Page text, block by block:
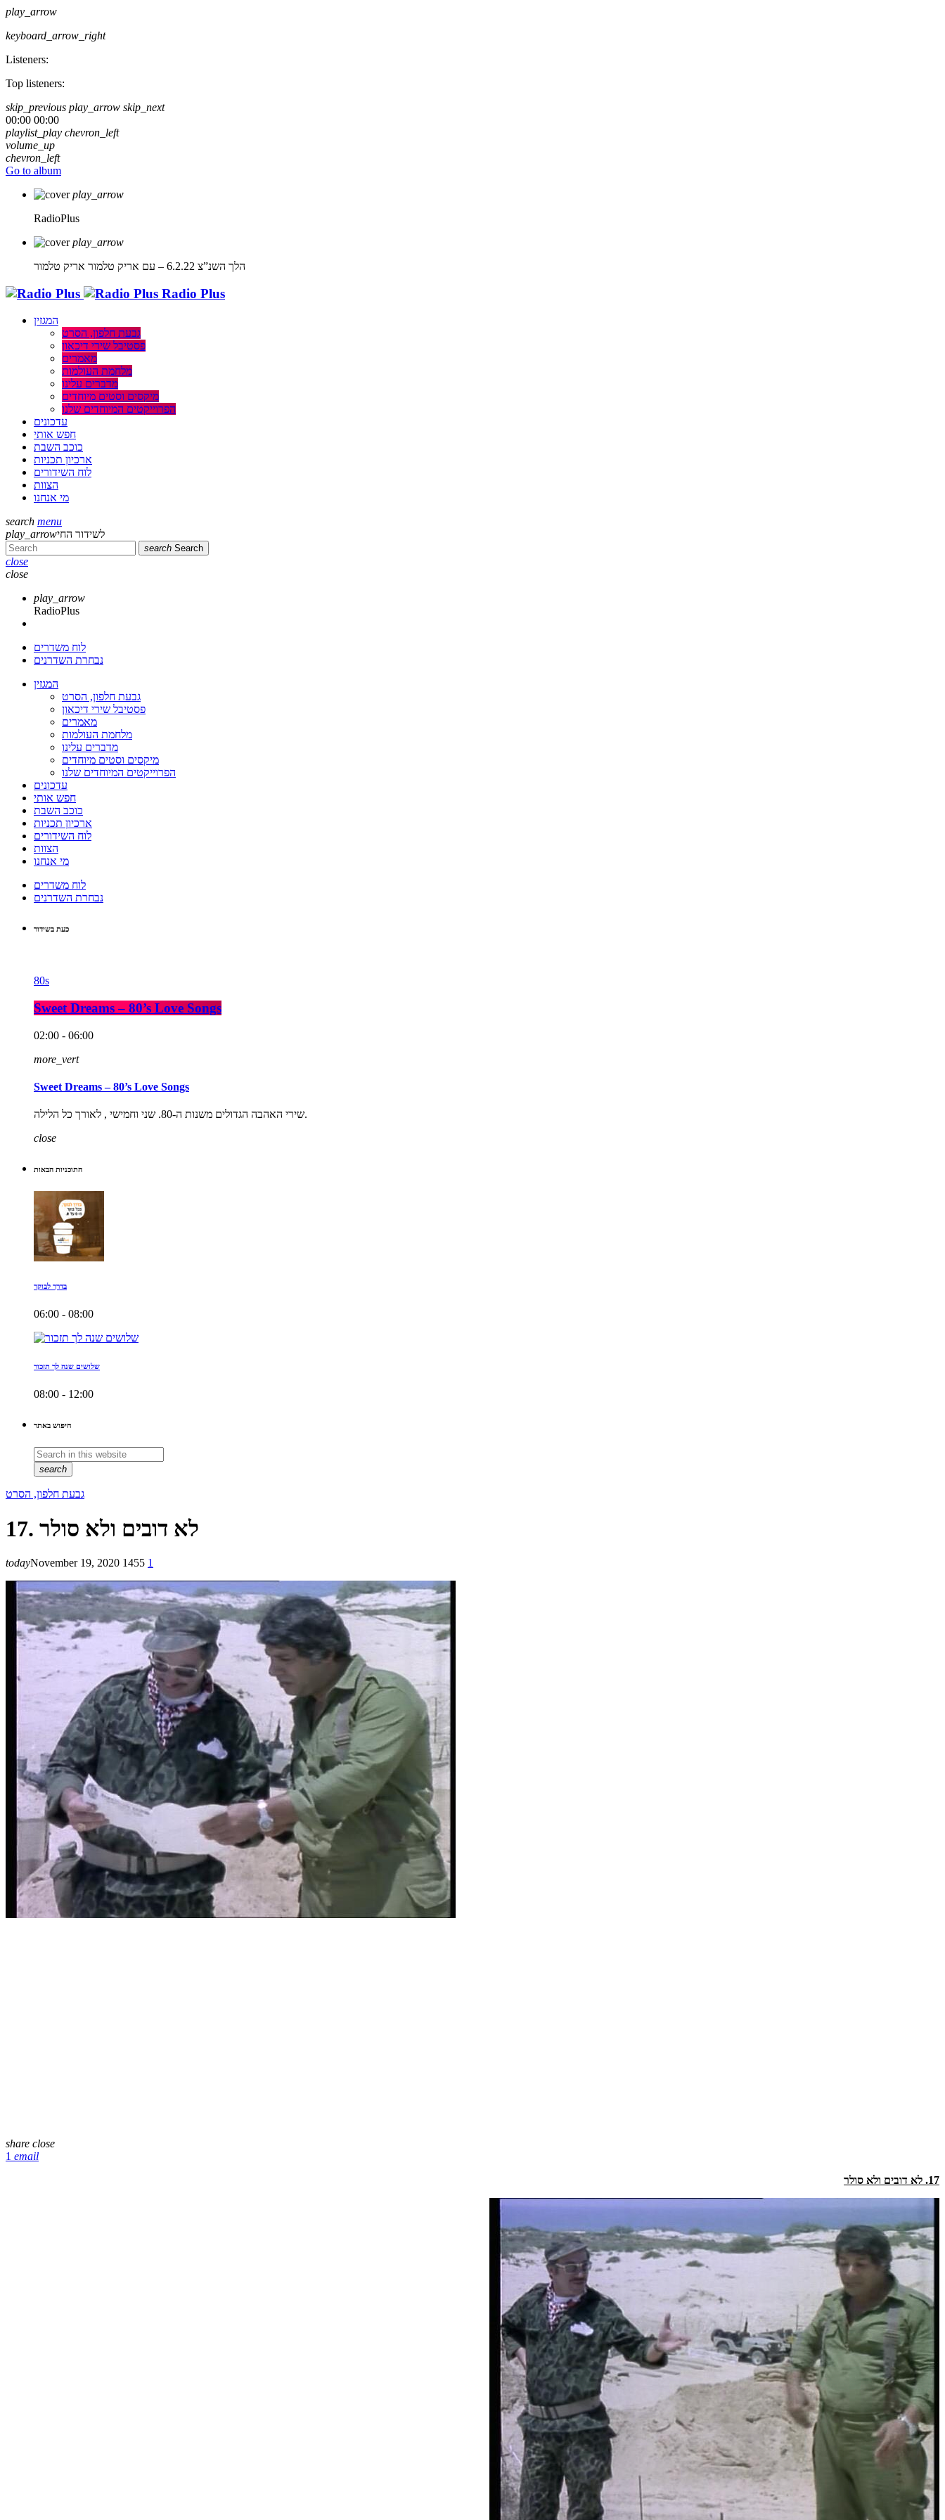
play_arrow
keyboard_arrow_right
Listeners:
Top listeners:
skip_previous play_arrow skip_next
00:00 00:00
playlist_play chevron_left
volume_up
chevron_left
Go to album
play_arrow
RadioPlus
play_arrow
הלך השנ”צ 6.2.22 – עם אריק טלמור
אריק טלמור
Radio Plus
המגזין
גבעת חלפון, הסרט
פסטיבל שירי דיכאון
מאמרים
מלחמת העולמות
מדברים עלינו
מיקסים וסטים מיוחדים
הפרוייקטים המיוחדים שלנו
עדכונים
חפש אותי
כוכב השבת
ארכיון תכניות
לוח השידורים
הצוות
מי אנחנו
search menu
play_arrowלשידור החי
search Search
close
close
play_arrow
RadioPlus
לוח משדרים
נבחרת השדרנים
המגזין
גבעת חלפון, הסרט
פסטיבל שירי דיכאון
מאמרים
מלחמת העולמות
מדברים עלינו
מיקסים וסטים מיוחדים
הפרוייקטים המיוחדים שלנו
עדכונים
חפש אותי
כוכב השבת
ארכיון תכניות
לוח השידורים
הצוות
מי אנחנו
לוח משדרים
נבחרת השדרנים
כעת בשידור
80s
Sweet Dreams – 80’s Love Songs
02:00 - 06:00
more_vert
Sweet Dreams – 80’s Love Songs
שירי האהבה הגדולים משנות ה-80. שני וחמישי , לאורך כל הלילה.
close
התוכניות הבאות
בדרך לבוקר
06:00 - 08:00
שלושים שנה לך תזכור
08:00 - 12:00
חיפוש באתר
search
גבעת חלפון, הסרט
17. לא דובים ולא סולר
todayNovember 19, 2020 1455 1
share close
1 email
17. לא דובים ולא סולר